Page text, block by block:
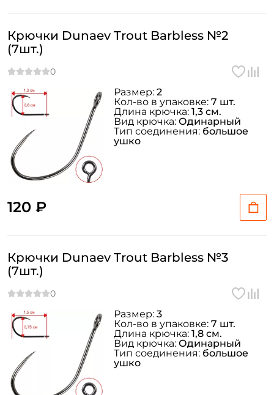
Крючки Dunaev Trout Barbless №2
(7шт.)
120 ₽
Размер: 2
Кол-во в упаковке: 7 шт.
Длина крючка: 1,3 см.
Вид крючка: Одинарный
Тип соединения: большое
ушко
Крючки Dunaev Trout Barbless №3
(7шт.)
Размер: 3
Кол-во в упаковке: 7 шт.
Длина крючка: 1,8 см.
Вид крючка: Одинарный
Тип соединения: большое
ушко